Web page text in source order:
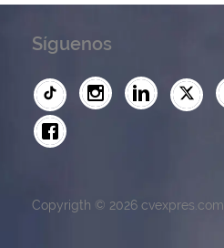
Síguenos
Copyrigth © 2026 cvexpres.com